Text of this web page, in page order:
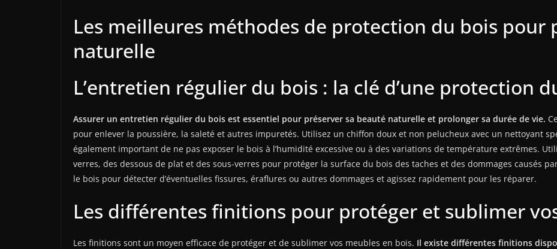
Les meilleures méthodes de protection du bois pour
naturelle
L’entretien régulier du bois : la clé d’une protection
Assurer un entretien régulier du bois est essentiel pour préserver sa beauté naturelle et prolonger sa durée de vie.
pour enlever la poussière, la saleté et autres impuretés. Utilisez un chiffon doux et non pelucheux avec un nettoyant
également important de ne pas exposer le bois à l’humidité excessive ou à des variations de température extrêmes.
verres, des dessous de plat et des sous-verres pour protéger la surface du bois des taches et des dommages causés
le bois pour détecter d’éventuelles fissures, éraflures ou autres dommages et agissez rapidement pour les réparer.
Les différentes finitions pour protéger et sublimer
Les finitions sont un moyen efficace de protéger et de sublimer vos meubles en bois. Il existe différentes finitions